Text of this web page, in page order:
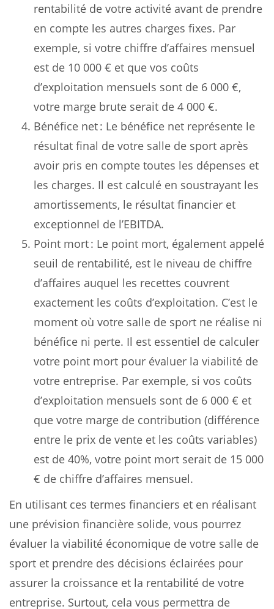
rentabilité de votre activité avant de prendre
en compte les autres charges fixes. Par
exemple, si votre chiffre d’affaires mensuel
est de 10 000 € et que vos coûts
d’exploitation mensuels sont de 6 000 €,
votre marge brute serait de 4 000 €.
Bénéfice net : Le bénéfice net représente le
résultat final de votre salle de sport après
avoir pris en compte toutes les dépenses et
les charges. Il est calculé en soustrayant les
amortissements, le résultat financier et
exceptionnel de l’EBITDA.
Point mort : Le point mort, également appelé
seuil de rentabilité, est le niveau de chiffre
d’affaires auquel les recettes couvrent
exactement les coûts d’exploitation. C’est le
moment où votre salle de sport ne réalise ni
bénéfice ni perte. Il est essentiel de calculer
votre point mort pour évaluer la viabilité de
votre entreprise. Par exemple, si vos coûts
d’exploitation mensuels sont de 6 000 € et
que votre marge de contribution (différence
entre le prix de vente et les coûts variables)
est de 40%, votre point mort serait de 15 000
€ de chiffre d’affaires mensuel.
En utilisant ces termes financiers et en réalisant
une prévision financière solide, vous pourrez
évaluer la viabilité économique de votre salle de
sport et prendre des décisions éclairées pour
assurer la croissance et la rentabilité de votre
entreprise. Surtout, cela vous permettra de